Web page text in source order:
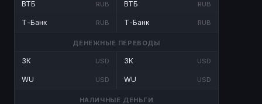
ВТБ RUB
Т-Банк RUB
ВТБ RUB
Т-Банк RUB
ДЕНЕЖНЫЕ ПЕРЕВОДЫ
ЗК USD
WU USD
ЗК USD
WU USD
НАЛИЧНЫЕ ДЕНЬГИ